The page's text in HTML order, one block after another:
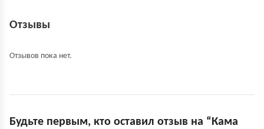
Отзывы
Отзывов пока нет.
Будьте первым, кто оставил отзыв на “Кама